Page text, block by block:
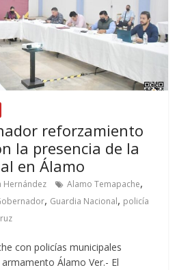
reforzamiento
la presencia de la
en Álamo
Hernández Alamo Temapache,
, Guardia Nacional, policía
con policías municipales
Álamo Ver.- El